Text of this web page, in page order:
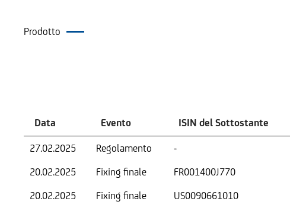
Prodotto
Data Evento ISIN del Sottostante
27.02.2025 Regolamento -
20.02.2025
Fixing finale FR001400J770
20.02.2025
Fixing finale US0090661010